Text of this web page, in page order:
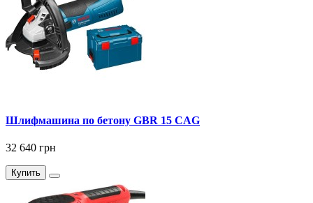
Шлифмашина по бетону GBR 15 CAG
32 640 грн
Купить